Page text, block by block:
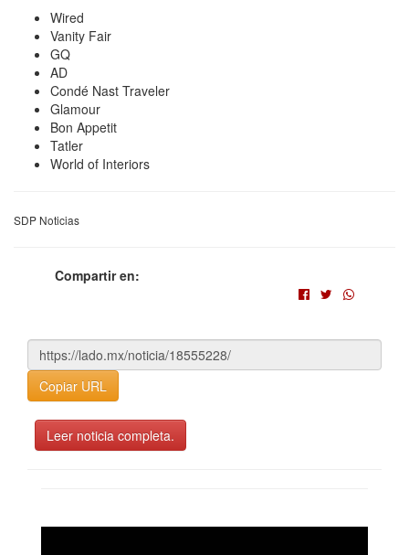
Wired
Vanity Fair
GQ
AD
Condé Nast Traveler
Glamour
Bon Appetit
Tatler
World of Interiors
SDP Noticias
Compartir en:
Copiar URL
Leer noticia completa.